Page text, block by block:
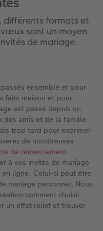
«Art Collection»
papier recyclé
personnalisée
avec design
A4
carré
biométriques
des mères
différents formats et
sont un moyen
de mariage.
ensemble et pour
faits maison et pour
est passé depuis un
des amis et de la famille
trop tard pour exprimer
de nombreuses
de remerciement
à vos invités de mariage
en ligne. Celui-ci peut être
mariage personnel. Nous
comment choisir
un effet relief et trouver